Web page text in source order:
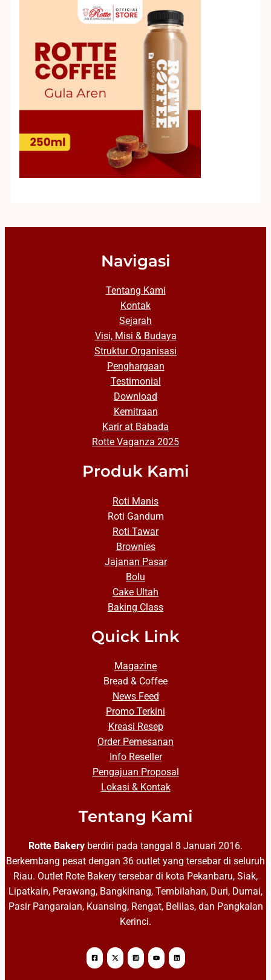
Navigasi
Tentang Kami
Kontak
Sejarah
Visi, Misi & Budaya
Struktur Organisasi
Penghargaan
Testimonial
Download
Kemitraan
Karir at Babada
Rotte Vaganza 2025
Produk Kami
Roti Manis
Roti Gandum
Roti Tawar
Brownies
Jajanan Pasar
Bolu
Cake Ultah
Baking Class
Quick Link
Magazine
Bread & Coffee
News Feed
Promo Terkini
Kreasi Resep
Order Pemesanan
Info Reseller
Pengajuan Proposal
Lokasi & Kontak
Tentang Kami
Rotte Bakery berdiri pada tanggal 8 Januari 2016.
Berkembang pesat dengan 36 outlet yang tersebar di seluruh
Riau. Outlet Rote Bakery tersebar di kota Pekanbaru, Siak,
Lipatkain, Perawang, Bangkinang, Tembilahan, Duri, Dumai,
Pasir Pangaraian, Kuansing, Rengat, Belilas, dan Pangkalan
Kerinci.